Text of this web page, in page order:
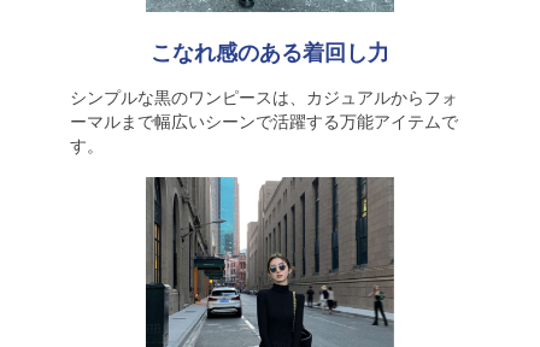
こなれ感のある着回し力
シンプルな黒のワンピースは、カジュアルからフォ
ーマルまで幅広いシーンで活躍する万能アイテムで
す。